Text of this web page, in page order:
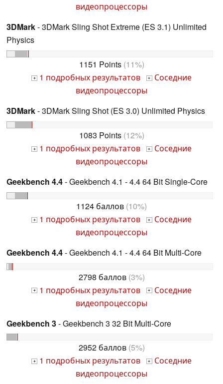
видеопроцессоры
3DMark- 3DMark Sling Shot Extreme (ES 3.1) Unlimited
Physics
1151 Points(11%)
+ 1 подробных результатов + Соседние
видеопроцессоры
3DMark- 3DMark Sling Shot (ES 3.0) Unlimited Physics
1083 Points(12%)
+ 1 подробных результатов + Соседние
видеопроцессоры
Geekbench 4.4- Geekbench 4.1 - 4.4 64 Bit Single-Core
1124 баллов (10%)
+ 1 подробных результатов + Соседние
видеопроцессоры
Geekbench 4.4- Geekbench 4.1 - 4.4 64 Bit Multi-Core
2798 баллов(3%)
+ 1 подробных результатов + Соседние
видеопроцессоры
Geekbench 3- Geekbench 3 32 Bit Multi-Core
2952 баллов(5%)
+ 1 подробных результатов + Соседние
видеопроцессоры